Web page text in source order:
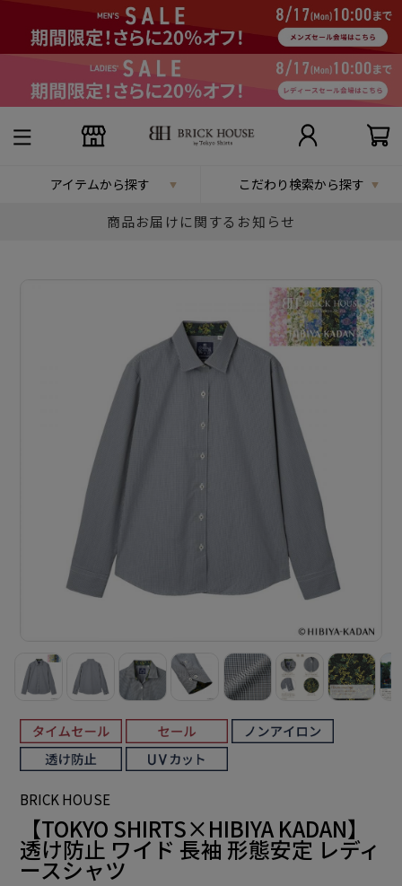
アイテムから探す こだわり検索から探す
商品お届けに関するお知らせ
BRICK HOUSE
【TOKYO SHIRTS×HIBIYA KADAN】
透け防止 ワイド 長袖 形態安定 レディ
ースシャツ